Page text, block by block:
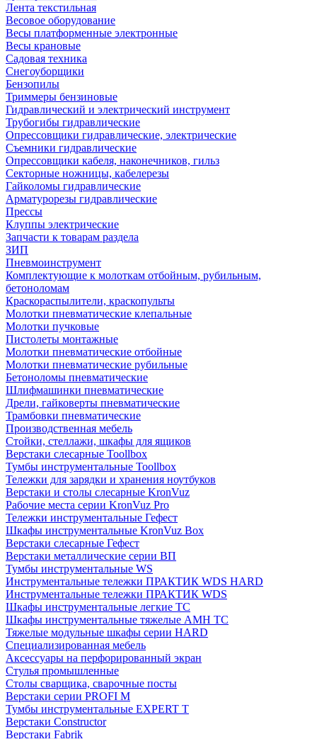
Лента текстильная
Весовое оборудование
Весы платформенные электронные
Весы крановые
Садовая техника
Снегоуборщики
Бензопилы
Триммеры бензиновые
Гидравлический и электрический инструмент
Трубогибы гидравлические
Опрессовщики гидравлические, электрические
Съемники гидравлические
Опрессовщики кабеля, наконечников, гильз
Секторные ножницы, кабелерезы
Гайколомы гидравлические
Арматурорезы гидравлические
Прессы
Клуппы электрические
Запчасти к товарам раздела
ЗИП
Пневмоинструмент
Комплектующие к молоткам отбойным, рубильным,
бетоноломам
Краскораспылители, краскопульты
Молотки пневматические клепальные
Молотки пучковые
Пистолеты монтажные
Молотки пневматические отбойные
Молотки пневматические рубильные
Бетоноломы пневматические
Шлифмашинки пневматические
Дрели, гайковерты пневматические
Трамбовки пневматические
Производственная мебель
Стойки, стеллажи, шкафы для ящиков
Верстаки слесарные Toollbox
Тумбы инструментальные Toollbox
Тележки для зарядки и хранения ноутбуков
Верстаки и столы слесарные KronVuz
Рабочие места серии KronVuz Pro
Тележки инструментальные Гефест
Шкафы инструментальные KronVuz Box
Верстаки слесарные Гефест
Верстаки металлические серии ВП
Тумбы инструментальные WS
Инструментальные тележки ПРАКТИК WDS HARD
Инструментальные тележки ПРАКТИК WDS
Шкафы инструментальные легкие ТС
Шкафы инструментальные тяжелые AMH TC
Тяжелые модульные шкафы серии HARD
Cпециализированная мебель
Аксессуары на перфорированный экран
Стулья промышленные
Столы сварщика, сварочные посты
Верстаки серии PROFI M
Тумбы инструментальные EXPERT T
Верстаки Constructor
Верстаки Fabrik